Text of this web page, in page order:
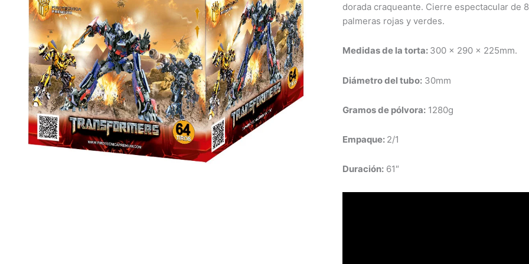
dorada craqueante. Cierre espectacular de
palmeras rojas y verdes.
Medidas de la torta: 300 x 290 x 225mm.
Diámetrodel tubo: 30mm
Gramos de pólvora: 1280g
Empaque: 2/1
Duración: 61″